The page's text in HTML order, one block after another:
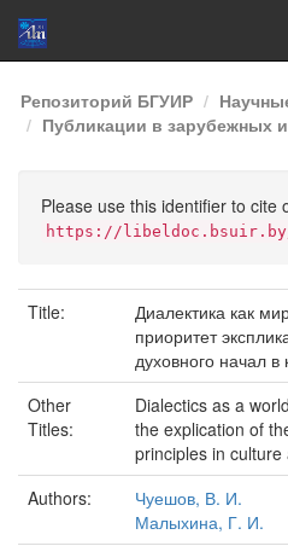
Skip
navigation
Репозиторий БГУИР
Публикации в зарубежных
Please use this identifier to cite
https://libeldoc.bsuir.by/
Title:
Диалектика как
приоритет
духовного начал в
Other
Titles:
Dialectics as a
the explication of
principles in
Authors:
Чуешов, В. И.
Малыхина, Г. И.